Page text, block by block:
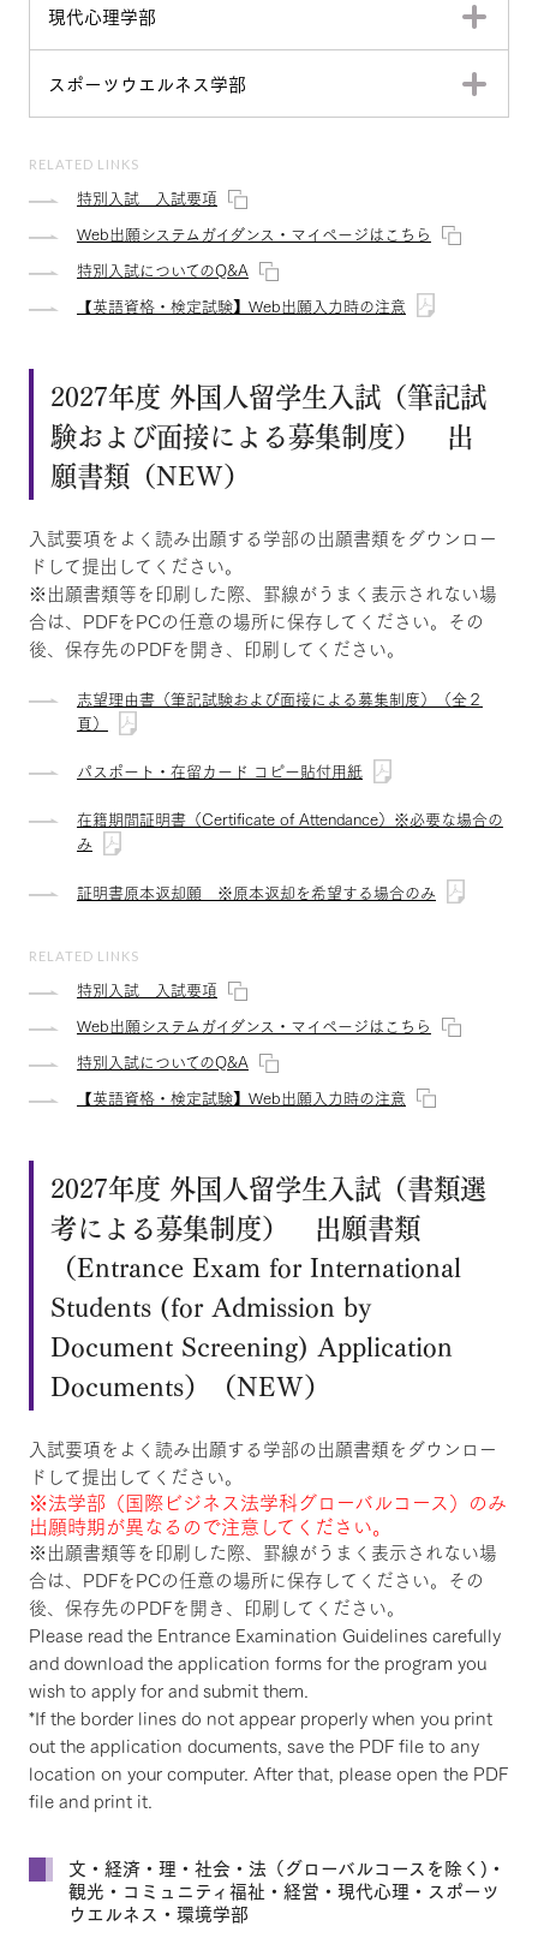
現代心理学部
スポーツウエルネス学部
RELATED LINKS
特別入試 入試要項
Web出願システムガイダンス・マイページはこちら
特別入試についてのQ&A
【英語資格・検定試験】Web出願入力時の注意
2027年度 外国人留学生入試（筆記試
験および面接による募集制度） 出
願書類（NEW）
入試要項をよく読み出願する学部の出願書類をダウンロー
ドして提出してください。
※出願書類等を印刷した際、罫線がうまく表示されない場
合は、PDFをPCの任意の場所に保存してください。その
後、保存先のPDFを開き、印刷してください。
志望理由書（筆記試験および面接による募集制度）（全２
頁）
パスポート・在留カード コピー貼付用紙
在籍期間証明書（Certificate of Attendance）※必要な場合の
み
証明書原本返却願 ※原本返却を希望する場合のみ
RELATED LINKS
特別入試 入試要項
Web出願システムガイダンス・マイページはこちら
特別入試についてのQ&A
【英語資格・検定試験】Web出願入力時の注意
2027年度 外国人留学生入試（書類選
考による募集制度） 出願書類
（Entrance Exam for International
Students (for Admission by
Document Screening) Application
Documents）（NEW）
入試要項をよく読み出願する学部の出願書類をダウンロー
ドして提出してください。
※法学部（国際ビジネス法学科グローバルコース）のみ
出願時期が異なるので注意してください。
※出願書類等を印刷した際、罫線がうまく表示されない場
合は、PDFをPCの任意の場所に保存してください。その
後、保存先のPDFを開き、印刷してください。
Please read the Entrance Examination Guidelines carefully
and download the application forms for the program you
wish to apply for and submit them.
*If the border lines do not appear properly when you print
out the application documents, save the PDF file to any
location on your computer. After that, please open the PDF
file and print it.
文・経済・理・社会・法（グローバルコースを除く)・
観光・コミュニティ福祉・経営・現代心理・スポーツ
ウエルネス・環境学部